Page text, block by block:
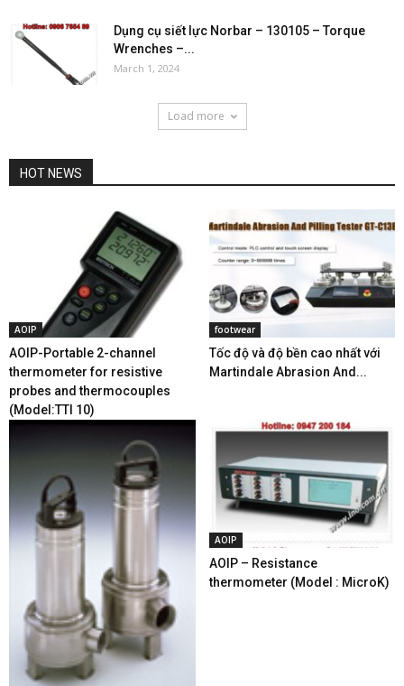
Dụng cụ siết lực Norbar – 130105 – Torque
Wrenches –...
March 1, 2024
Load more
HOT NEWS
AOIP
AOIP-Portable 2-channel
thermometer for resistive
probes and thermocouples
(Model:TTI 10)
footwear
Tốc độ và độ bền cao nhất với
Martindale Abrasion And...
AOIP
AOIP – Resistance
thermometer (Model : MicroK)